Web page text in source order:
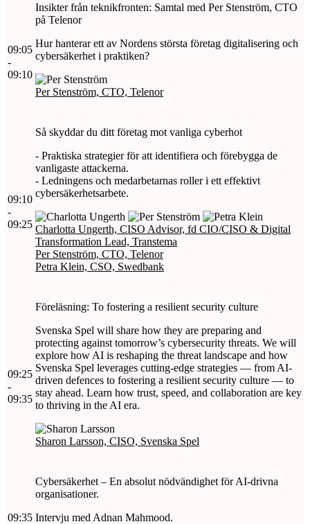
09:05
-
09:10
Insikter från teknikfronten: Samtal med Per Stenström, CTO
på Telenor
Hur hanterar ett av Nordens största företag digitalisering och
cybersäkerhet i praktiken?
Per Stenström, CTO, Telenor
09:10
-
09:25
Så skyddar du ditt företag mot vanliga cyberhot
- Praktiska strategier för att identifiera och förebygga de
vanligaste attackerna.
- Ledningens och medarbetarnas roller i ett effektivt
cybersäkerhetsarbete.
Charlotta Ungerth, CISO Advisor, fd CIO/CISO & Digital
Transformation Lead, Transtema
Per Stenström, CTO, Telenor
Petra Klein, CSO, Swedbank
09:25
-
09:35
Föreläsning: To fostering a resilient security culture
Svenska Spel will share how they are preparing and
protecting against tomorrow’s cybersecurity threats. We will
explore how AI is reshaping the threat landscape and how
Svenska Spel leverages cutting-edge strategies — from AI-
driven defences to fostering a resilient security culture — to
stay ahead. Learn how trust, speed, and collaboration are key
to thriving in the AI era.
Sharon Larsson, CISO, Svenska Spel
09:35
Cybersäkerhet – En absolut nödvändighet för AI-drivna
organisationer.
Intervju med Adnan Mahmood.